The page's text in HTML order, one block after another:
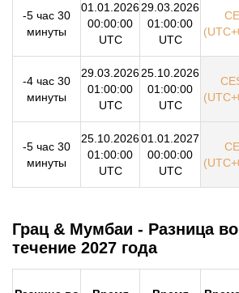
-5 час 30
минуты
01.01.2026
00:00:00
UTC
29.03.2026
01:00:00
UTC
-4 час 30
минуты
29.03.2026
01:00:00
UTC
25.10.2026
01:00:00
UTC
-5 час 30
минуты
25.10.2026
01:00:00
UTC
01.01.2027
00:00:00
UTC
Грац & Мумбаи - Разница
течение 2027 года